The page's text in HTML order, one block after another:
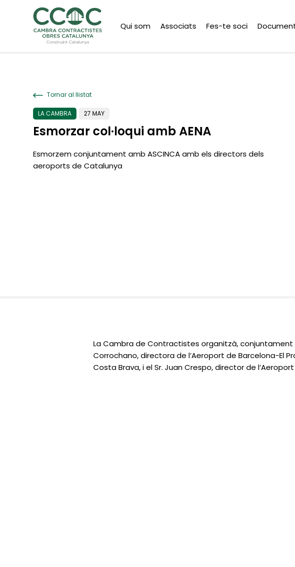
Qui som Associats Fes-te soci
Tornar al llistat
LA CAMBRA 27 MAY
Esmorzar col·loqui amb AENA
Esmorzem conjuntament amb ASCINCA amb els directors dels
aeroports de Catalunya
La Cambra de Contractistes organitzà, conjuntament
Corrochano, directora de l’Aeroport de Barcelona-El
Costa Brava, i el Sr. Juan Crespo, director de